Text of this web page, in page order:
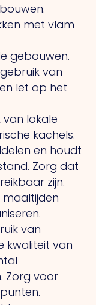
met vlam
gebouwen.
van
let op het
lokale
kachels.
en houdt
Zorg dat
zijn.
van
kwaliteit van
Zorg voor